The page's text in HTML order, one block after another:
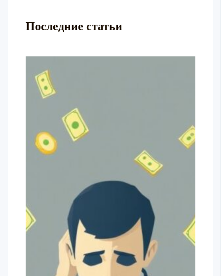
Последние статьи